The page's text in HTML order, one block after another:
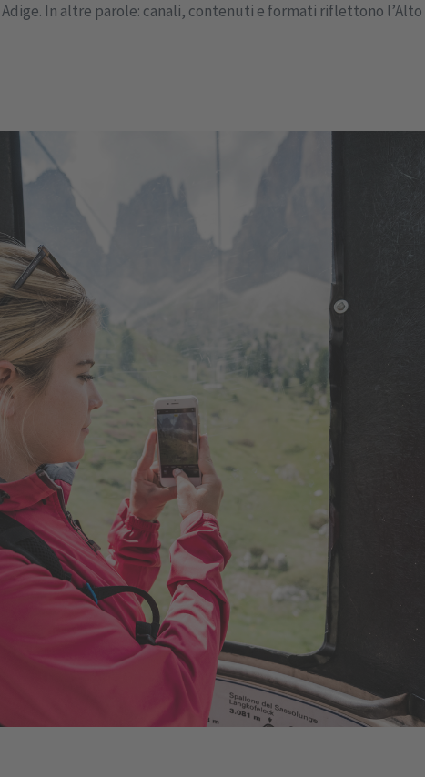
In altre parole: canali, contenuti e formati riflettono l’Alto